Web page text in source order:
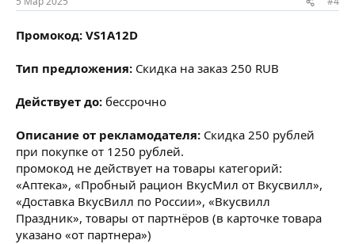
Промокод: VS1A12D
Тип предложения: Скидка на заказ 250 RUB
Действует до: бессрочно
Описание от рекламодателя: Скидка 250 рублей
при покупке от 1250 рублей.
промокод не действует на товары категорий:
«Аптека», «Пробный рацион ВкусМил от Вкусвилл»,
«Доставка ВкусВилл по России», «Вкусвилл
Праздник», товары от партнёров (в карточке товара
указано «от партнера»)